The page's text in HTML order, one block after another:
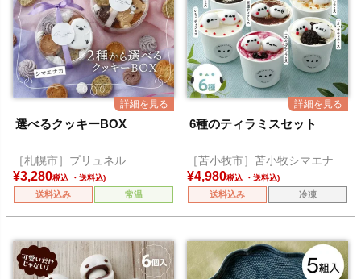
選べるクッキーBOX
［札幌市］プリュネル
¥3,280税込
送料込み 常温
6種のティラミスセット
［苫小牧市］苫小牧シマエナガ
ちゃん
¥4,980税込
送料込み 冷凍